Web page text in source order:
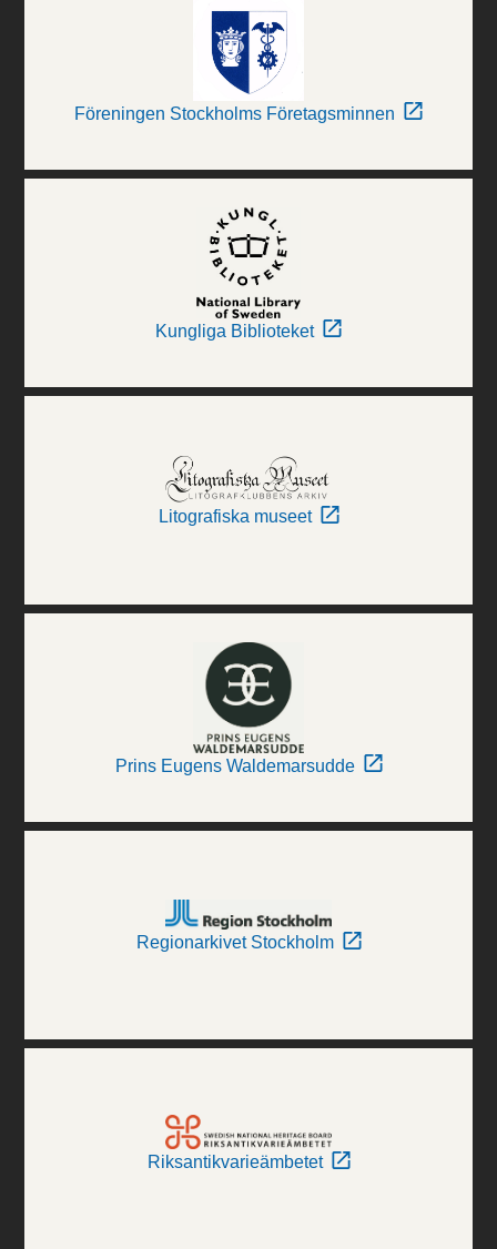
Föreningen Stockholms Företagsminnen
Kungliga Biblioteket
Litografiska museet
Prins Eugens Waldemarsudde
Regionarkivet Stockholm
Riksantikvarieämbetet